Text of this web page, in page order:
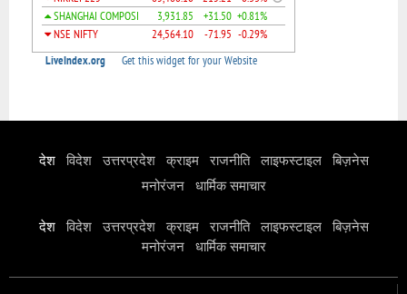
देश विदेश उत्तरप्रदेश क्राइम राजनीति लाइफस्टाइल
बिज़नेस
मनोरंजन
धार्मिक समाचार
देश विदेश उत्तरप्रदेश क्राइम राजनीति लाइफस्टाइल
बिज़नेस
मनोरंजन
धार्मिक समाचार